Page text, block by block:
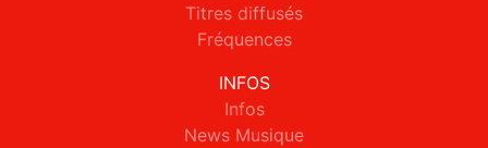
Titres diffusés
Fréquences
INFOS
Infos
News Musique